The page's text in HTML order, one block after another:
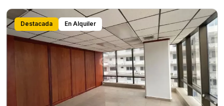
Destacada En Alquiler